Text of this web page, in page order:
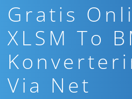
Gratis
XLSM To
Via Net